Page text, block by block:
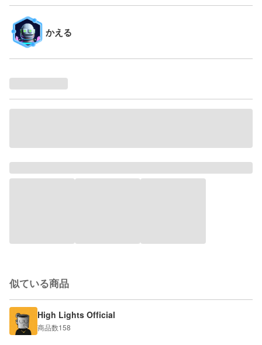
かえる
似ている商品
High Lights Official
商品数158